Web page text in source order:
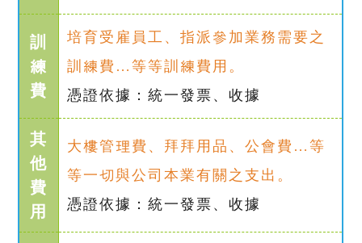
訓
練
費
培育受雇員工、指派參加業務需要之
訓練費…等等訓練費用。
憑證依據：統一發票、收據
其
他
費
用
大樓管理費、拜拜用品、公會費…等
等一切與公司本業有關之支出。
憑證依據：統一發票、收據